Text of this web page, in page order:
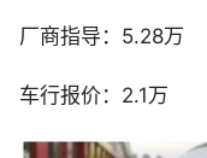
厂商指导：5.28万
车行报价：2.1万